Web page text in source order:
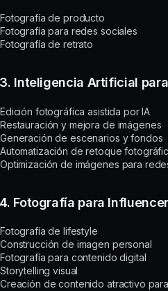
Fotografía de producto
Fotografía para redes sociales
Fotografía de retrato
3. Inteligencia Artificial
Edición fotográfica asistida por IA
Restauración y mejora de imágenes
Generación de escenarios y fondos
Automatización de retoque
Optimización de imágenes para
4. Fotografía para
Fotografía de lifestyle
Construcción de imagen personal
Fotografía para contenido digital
Storytelling visual
Creación de contenido atractivo